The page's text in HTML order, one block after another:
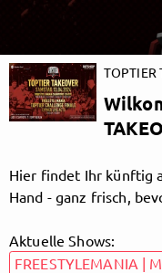
TOPTIER
Hier findet Ihr künftig
Hand - ganz frisch,
Aktuelle Shows:
FREESTYLEMANIA |